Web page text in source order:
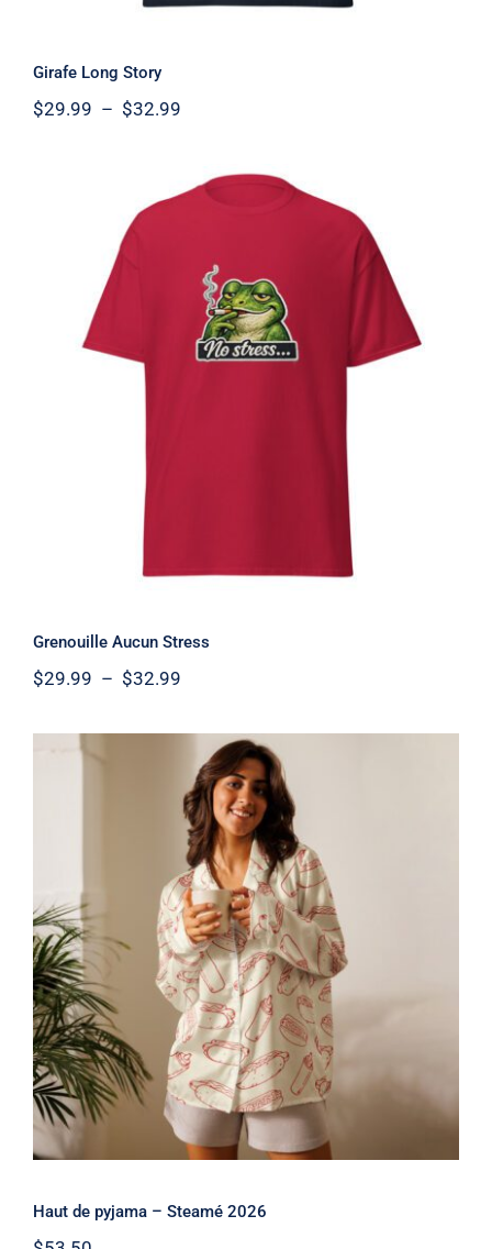
Girafe Long Story
$29.99 – $32.99Plage
$29.99
à
Grenouille Aucun Stress
Grenouille Aucun Stress
$29.99 – $32.99Plage
$29.99
$32.99
Haut de pyjama – Steamé 2026
Haut de pyjama – Steamé 2026